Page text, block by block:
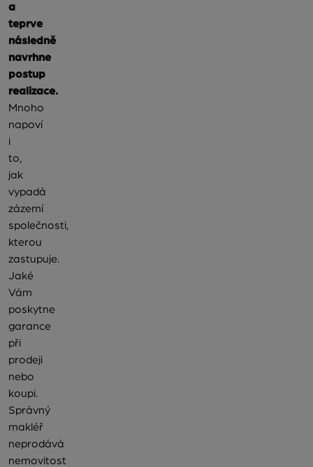
a
teprve
následně
navrhne
postup
realizace.
Mnoho
napoví
i
to,
jak
vypadá
zázemí
společnosti,
kterou
zastupuje.
Jaké
Vám
poskytne
garance
při
prodeji
nebo
koupi.
Správný
makléř
neprodává
nemovitost